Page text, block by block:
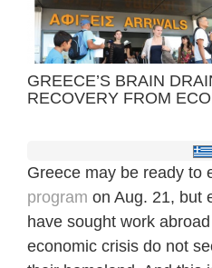
GREECE’S BRAIN
RECOVERY FROM
Greece may be ready to
program on Aug. 21, but
have sought work
economic crisis do not